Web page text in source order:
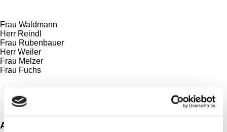
Frau Waldmann
Herr Reindl
Frau Rubenbauer
Herr Weiler
Frau Melzer
Frau Fuchs
Am Telefon